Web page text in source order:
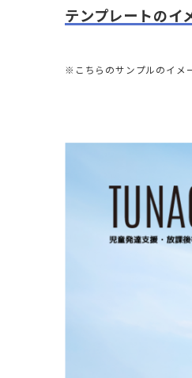
テンプレートのイ
※こちらのサンプルのイメ